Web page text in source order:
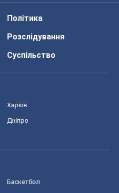
Політика
Розслідування
Суспільство
Харків
Дніпро
Баскетбол